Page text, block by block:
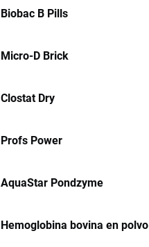
Biobac B Pills
Micro-D Brick
Clostat Dry
Profs Power
AquaStar Pondzyme
Hemoglobina bovina en polvo